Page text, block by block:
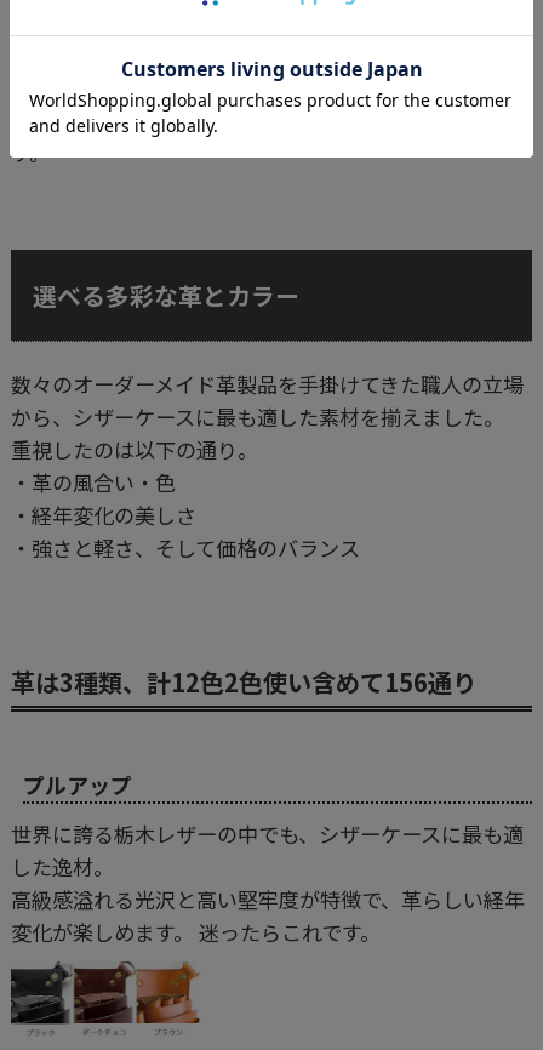
・掃除がしやすいフルオープン仕様に仕上げました。
・ベルト金具は、ペットのリード用に開発された丈夫な
金具です。他社様の製品よりも長く使えることと思いま
す。
選べる多彩な革とカラー
数々のオーダーメイド革製品を手掛けてきた職人の立場
から、シザーケースに最も適した素材を揃えました。
重視したのは以下の通り。
・革の風合い・色
・経年変化の美しさ
・強さと軽さ、そして価格のバランス
革は3種類、計12色2色使い含めて156通り
プルアップ
世界に誇る栃木レザーの中でも、シザーケースに最も適
した逸材。
高級感溢れる光沢と高い堅牢度が特徴で、革らしい経年
変化が楽しめます。 迷ったらこれです。